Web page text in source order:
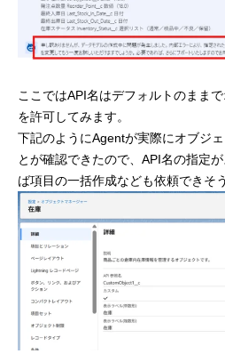
ここではAPI名はデフォルトのまま
を許可してみます。
下記のようにAgentが実際にオブジ
とが確認できたので、API名の指定
ば項目の一括作成なども依頼できそ